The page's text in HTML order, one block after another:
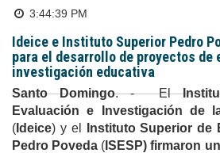
3:44:39 PM
Ideice e Instituto Superior Pedro
para el desarrollo de proyectos de
investigación educativa
Santo Domingo. - El
Evaluación e Investigación de
( Ideice) y el
Instituto Superior de
Pedro Poveda ( ISESP) firmaron